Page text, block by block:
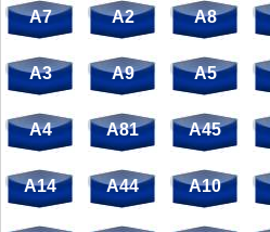
A7 A2 A8
A3 A9 A5
A4 A81 A45
A14 A44 A10